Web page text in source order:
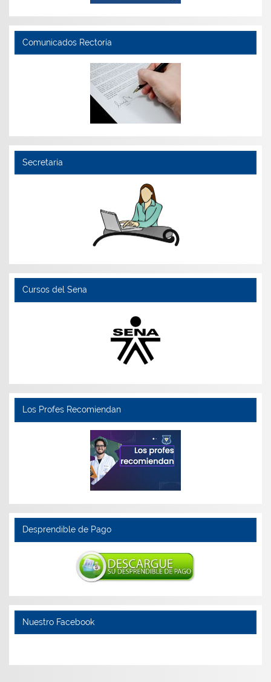
Comunicados Rectoría
Secretaría
Cursos del Sena
Los Profes Recomiendan
Desprendible de Pago
Nuestro Facebook